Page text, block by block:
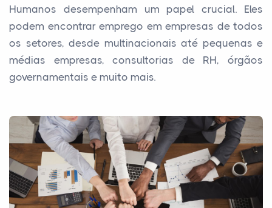
Humanos desempenham um papel crucial. Eles
podem encontrar emprego em empresas de todos
os setores, desde multinacionais até pequenas e
médias empresas, consultorias de RH, órgãos
governamentais e muito mais.